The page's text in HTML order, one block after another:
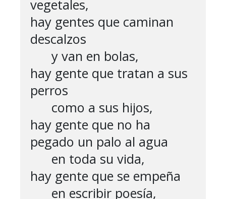
vegetales,
hay gentes que caminan
descalzos
y van en bolas,
hay gente que tratan a sus
perros
como a sus hijos,
hay gente que no ha
pegado un palo al agua
en toda su vida,
hay gente que se empeña
en escribir poesía,